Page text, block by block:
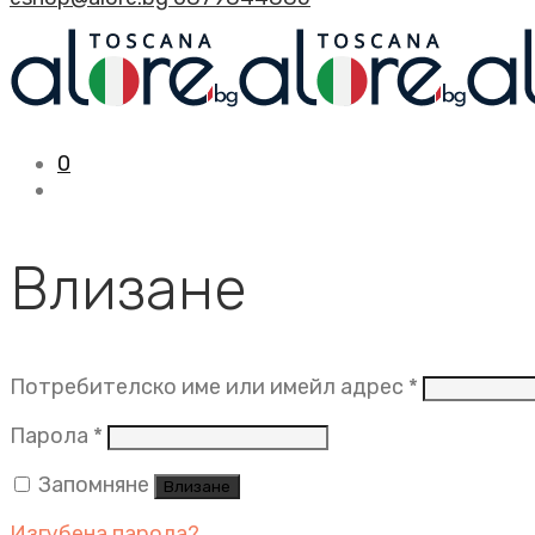
0
Влизане
Потребителско име или имейл адрес *
Парола * Задължително
Запомняне
Влизане